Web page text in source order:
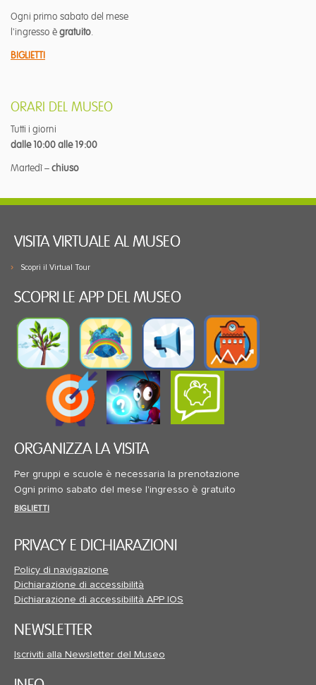
Ogni primo sabato del mese
l'ingresso ègratuito.
BIGLIETTI
ORARI DEL MUSEO
Tutti i giorni
dalle 10:00 alle 19:00
Martedì –chiuso
VISITA VIRTUALE AL MUSEO
Scopri il Virtual Tour
SCOPRI LE APP DEL MUSEO
ORGANIZZA LA VISITA
Per gruppi e scuole è necessaria la prenotazione
Ogni primo sabato del mese l'ingresso è gratuito
BIGLIETTI
PRIVACY E DICHIARAZIONI
Policy di navigazione
Dichiarazione di accessibilità
Dichiarazione di accessibilità APP IOS
NEWSLETTER
Iscriviti alla Newsletter del Museo